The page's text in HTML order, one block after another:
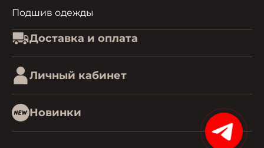
Подшив одежды
Доставка и оплата
Личный кабинет
Новинки
15%